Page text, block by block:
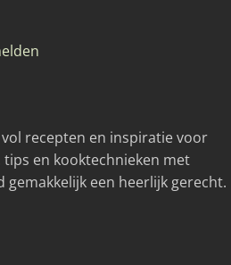
vol recepten en inspiratie voor
en kooktechnieken met
gemakkelijk een heerlijk gerecht.